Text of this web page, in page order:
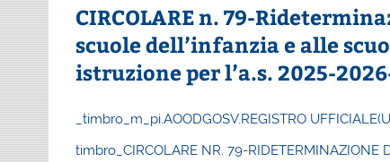
CIRCOLARE n. 79-
scuole dell’infanzia e alle
istruzione per l’a.s. 2025-
_timbro_m_pi.AOODGOSV.REGISTRO
timbro_CIRCOLARE NR. 79-RIDETERMINAZIONE